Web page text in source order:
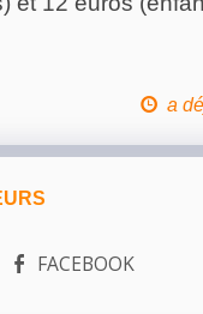
a
FACEBOOK